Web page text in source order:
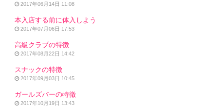
2017年06月14日 11:08
本入店する前に体入しよう
2017年07月06日 17:53
高級クラブの特徴
2017年08月22日 14:42
スナックの特徴
2017年09月03日 10:45
ガールズバーの特徴
2017年10月19日 13:43